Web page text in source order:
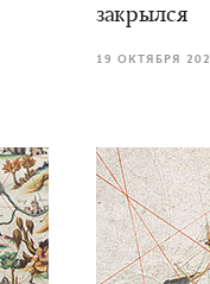
закрылся
19 ОКТЯБРЯ